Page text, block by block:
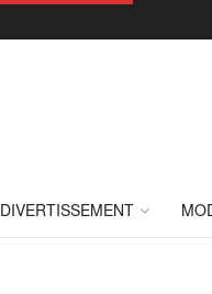
DIVERTISSEMENT